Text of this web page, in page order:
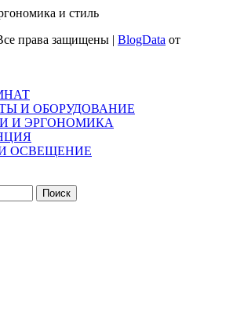
и стиль
права защищены | BlogData от
И ОБОРУДОВАНИЕ
И ЭРГОНОМИКА
ОСВЕЩЕНИЕ